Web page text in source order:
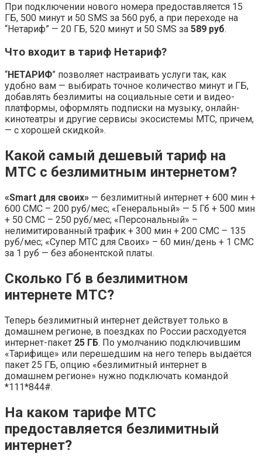
При подключении нового номера предоставляется 15
ГБ, 500 минут и 50 SMS за 560 руб, а при переходе на
“Нетариф” — 20 ГБ, 520 минут и 50 SMS за 589 руб.
Что входит в тариф Нетариф?
“НЕТАРИФ” позволяет настраивать услуги так, как
удобно вам — выбирать точное количество минут и ГБ,
добавлять безлимиты на социальные сети и видео-
платформы, оформлять подписки на музыку, онлайн-
кинотеатры и другие сервисы экосистемы МТС, причем,
— с хорошей скидкой».
Какой самый дешевый тариф на
МТС с безлимитным интернетом?
«Smart для своих» — безлимитный интернет + 600 мин +
600 СМС – 200 руб/мес; «Генеральный» — 5 Гб + 500 мин
+ 50 СМС – 250 руб/мес; «Персональный» –
нелимитированный трафик + 300 мин + 200 СМС – 135
руб/мес; «Супер МТС для Своих» – 60 мин/день + 1 СМС
за 1 руб — без абонентской платы.
Сколько Гб в безлимитном
интернете МТС?
Теперь безлимитный интернет действует только в
домашнем регионе, в поездках по России расходуется
интернет-пакет 25 ГБ. По умолчанию подключившим
«Тарифище» или перешедшим на него теперь выдаётся
пакет 25 ГБ, опцию «безлимитный интернет в
домашнем регионе» нужно подключать командой
*111*844#.
На каком тарифе МТС
предоставляется безлимитный
интернет?